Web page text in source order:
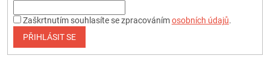
Zaškrtnutím souhlasíte se zpracovánímosobních údajů.
PŘIHLÁSIT SE